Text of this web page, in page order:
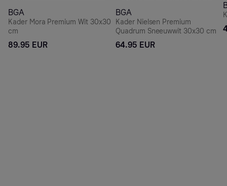
BGA
Kader Mora Premium Wit 30x30
cm
89.95 EUR
BGA
Kader Nielsen Premium
Quadrum Sneeuwwit 30x30 cm
64.95 EUR